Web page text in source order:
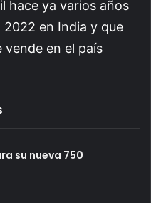
hace ya varios años
2022 en India y que
vende en el país
su nueva 750